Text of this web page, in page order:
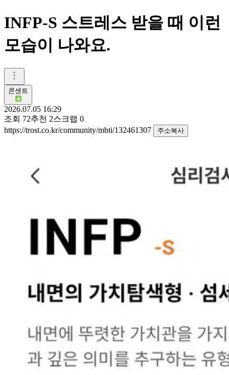
INFP-S 스트레스 받을 때 이런
모습이 나와요.
콘센트
2026.07.05 16:29
조회 72추천 2스크랩 0
https://trost.co.kr/community/mbti/132461307
주소복사